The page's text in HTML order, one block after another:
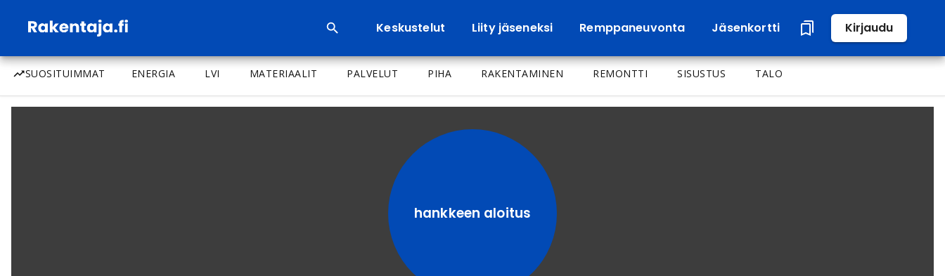
Keskustelut Liity jäseneksi Remppaneuvonta Jäsenkortti Kirjaudu
SUOSITUIMMAT ENERGIA LVI MATERIAALIT PALVELUT PIHA RAKENTAMINEN REMONTTI SISUSTUS TALO
hankkeen aloitus